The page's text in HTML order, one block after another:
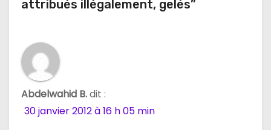
d
e
attribués illégalement, gelés”
Abdelwahid B.dit :
30 janvier 2012 à 16 h 05 min